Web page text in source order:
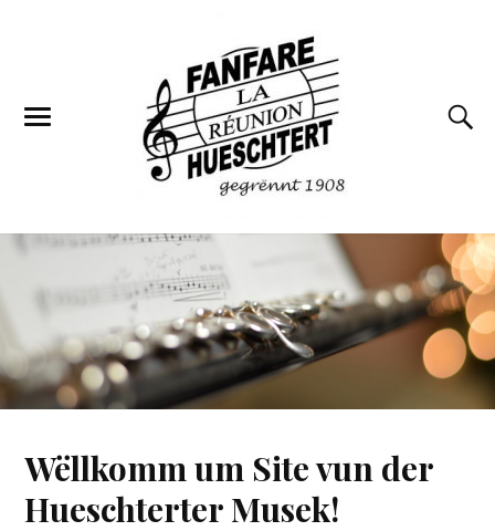
Wëllkomm um Site vun der
Hueschterter Musek!